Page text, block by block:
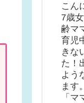
こん
7歳
齢マ
育児
きな
た！
よう
ます。
「